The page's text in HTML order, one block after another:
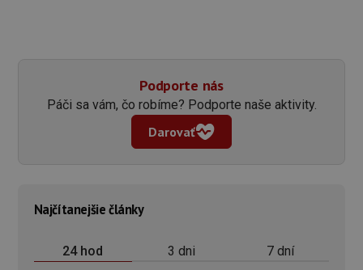
Podporte nás
Páči sa vám, čo robíme? Podporte naše aktivity.
Darovať
Najčítanejšie články
24 hod 3 dni 7 dní